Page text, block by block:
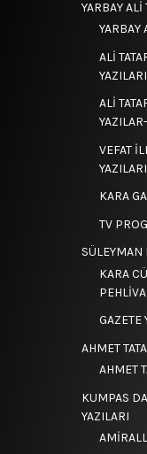
YARBAY ALİ
YARBAY
ALİ
YAZILARI
ALİ
VEFAT
YAZILARI
KARA
TV
SÜLEYMAN
KARA
GAZETE
AHMET
AHMET
KUMPAS
YAZILARI